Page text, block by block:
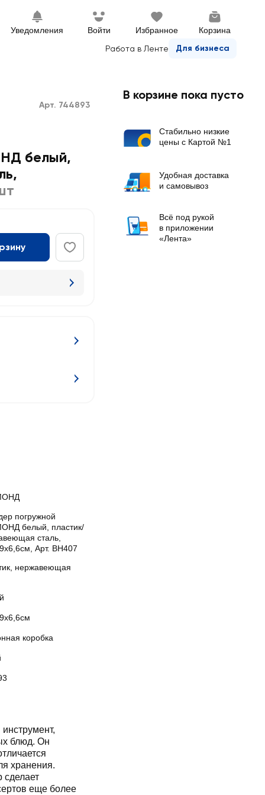
Уведомления Войти Избранное
Корзина
Работа в Ленте
Для бизнеса
Арт. 744893
белый,
погружной
белый, пластик/
сталь,
Арт. BH407
нержавеющая
коробка
блюд. Он
хранения.
еще более
В корзине пока пусто
Стабильно низкие
цены с Картой №1
Удобная доставка
и самовывоз
Всё под рукой
в приложении
«Лента»